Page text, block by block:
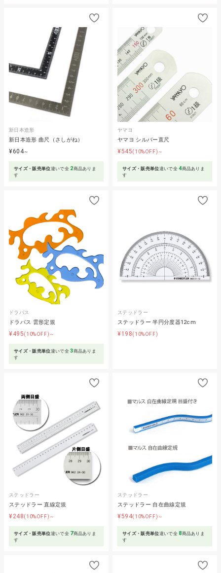
新日本造形
新日本造形 曲尺（さしがね）
¥604～
サイズ・販売単位違いで全 2商品ありま
す
ヤマヨ
ヤマヨ シルバー直尺
¥545(10%OFF)～
サイズ・販売単位違いで全4商品ありま
す
ドラパス
ドラパス 雲形定規
¥495(10%OFF)～
サイズ・販売単位違いで全3商品ありま
す
ステッドラー
ステッドラー 半円分度器12cm
¥198(10%OFF)
ステッドラー
ステッドラー 直線定規
¥248(10%OFF)～
サイズ・販売単位違いで全 7商品ありま
す
ステッドラー
ステッドラー 自在曲線定規
¥594(10%OFF)～
サイズ・販売単位違いで全 8商品ありま
す